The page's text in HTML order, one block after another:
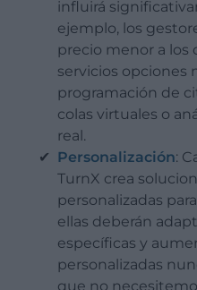
influirá
ejemplo, los
precio menor a los
servicios opciones
programación de
colas virtuales o
real.
Personalización:
TurnX crea
personalizadas
ellas deberán
específicas y
personalizadas
que no